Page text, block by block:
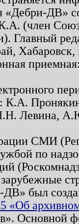
«Дебри-ДВ»
(член
Главный
К.А.
Левина,
СМИ
по
был
Основной